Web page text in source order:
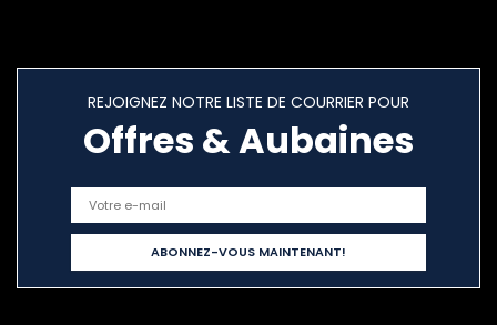
REJOIGNEZ NOTRE LISTE DE COURRIER POUR
Offres & Aubaines